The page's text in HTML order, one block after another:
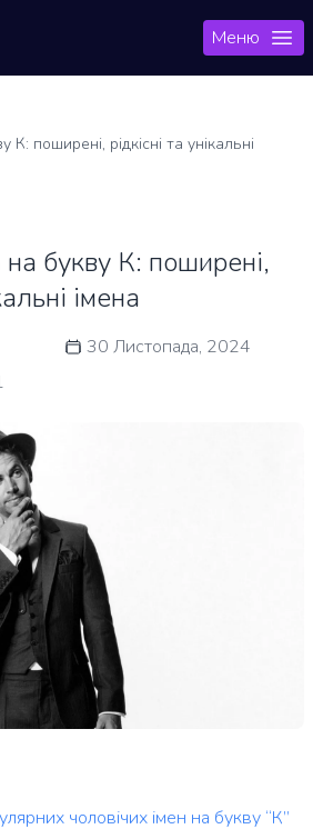
Меню
К: поширені, рідкісні та унікальні
на букву К: поширені,
імена
30 Листопада, 2024
чоловічих імен на букву “К”